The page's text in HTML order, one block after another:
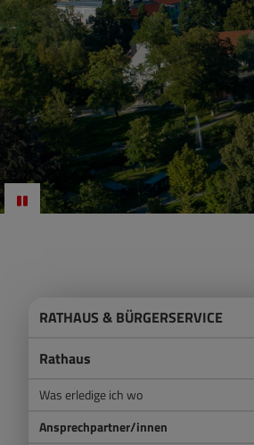
RATHAUS & BÜRGERSERVICE
Rathaus
Was erledige ich wo
Ansprechpartner/innen